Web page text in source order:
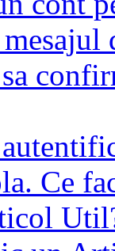
Ce